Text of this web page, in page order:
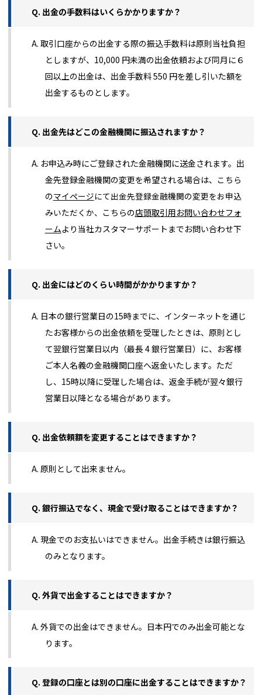
Q. 出金の手数料はいくらかかりますか？
A. 取引口座からの出金する際の振込手数料は原則当社負担
としますが、10,000 円未満の出金依頼および同月に６
回以上の出金は、出金手数料 550 円を差し引いた額を
出金するものとします。
Q. 出金先はどこの金融機関に振込されますか？
A. お申込み時にご登録された金融機関に送金されます。出
金先登録金融機関の変更を希望される場合は、 こちら
のマイページにて出金先登録金融機関の変更をお申込
みいただくか、 こちらの店頭取引用お問い合わせフォ
ームより当社カスタマーサポートまでお問い合わせ下
さい。
Q. 出金にはどのくらい時間がかかりますか？
A. 日本の銀行営業日の15時までに、インターネットを通じ
たお客様からの出金依頼を受理したときは、原則とし
て翌銀行営業日以内（最長 4 銀行営業日）に、お客様
ご本人名義の金融機関口座へ返金いたします。ただ
し、15時以降に受理した場合は、返金手続が翌々銀行
営業日以降となる場合があります。
Q. 出金依頼額を変更することはできますか？
A. 原則として出来ません。
Q. 銀行振込でなく、現金で受け取ることはできますか？
A. 現金でのお支払いはできません。出金手続きは銀行振込
のみとなります。
Q. 外貨で出金することはできますか？
A. 外貨での出金はできません。日本円でのみ出金可能とな
ります。
Q. 登録の口座とは別の口座に出金することはできますか？